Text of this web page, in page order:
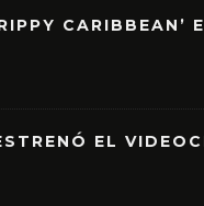
CARIBBEAN’
EL